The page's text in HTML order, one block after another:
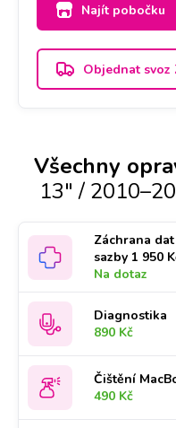
Najít pobočku
Objednat svoz
Všechny
13" /
Záchrana
sazby 1 950
Na dotaz
Diagnostika
890 Kč
Čištění
490 Kč